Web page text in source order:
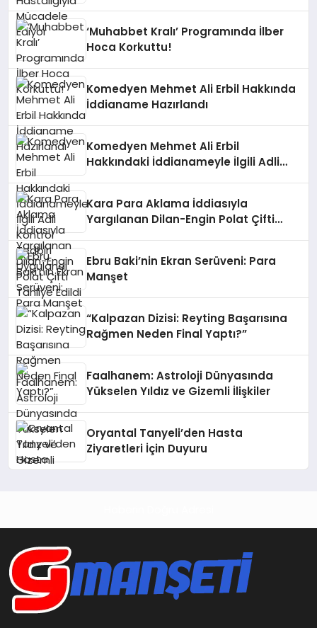
‘Muhabbet Kralı’ Programında İlber
Hoca Korkuttu!
Komedyen Mehmet Ali Erbil Hakkında
İddianame Hazırlandı
Komedyen Mehmet Ali Erbil
Hakkındaki İddianameyle İlgili Adli
Kara Para Aklama İddiasıyla
Yargılanan Dilan-Engin Polat Çifti
Ebru Baki’nin Ekran Serüveni: Para
Manşet
“Kalpazan Dizisi: Reyting Başarısına
Rağmen Neden Final Yaptı?”
Faalhanem: Astroloji Dünyasında
Yükselen Yıldız ve Gizemli İlişkiler
Oryantal Tanyeli’den Hasta
Ziyaretleri İçin Duyuru